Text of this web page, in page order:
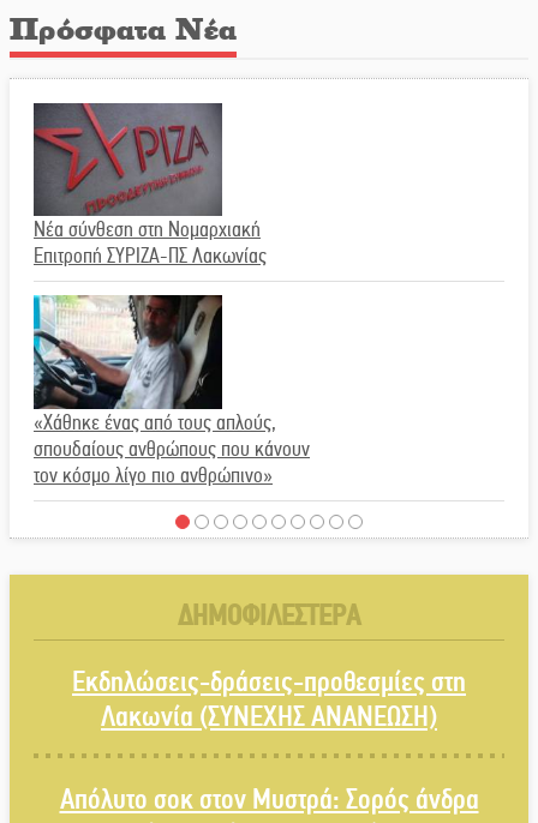
Πρόσφατα Νέα
Νέα σύνθεση στη Νομαρχιακή
Επιτροπή ΣΥΡΙΖΑ-ΠΣ Λακωνίας
«Χάθηκε ένας από τους απλούς,
σπουδαίους ανθρώπους που κάνουν
τον κόσμο λίγο πιο ανθρώπινο»
Χωρίς «διακοπές» η ΕΛΑΣ: Σάρωσε
Πελοπόννησο και Λακωνία
ΔΗΜΟΦΙΛΕΣΤΕΡΑ
Εκδηλώσεις-δράσεις-προθεσμίες στη
Λακωνία (ΣΥΝΕΧΗΣ ΑΝΑΝΕΩΣΗ)
Απόλυτο σοκ στον Μυστρά: Σορός άνδρα